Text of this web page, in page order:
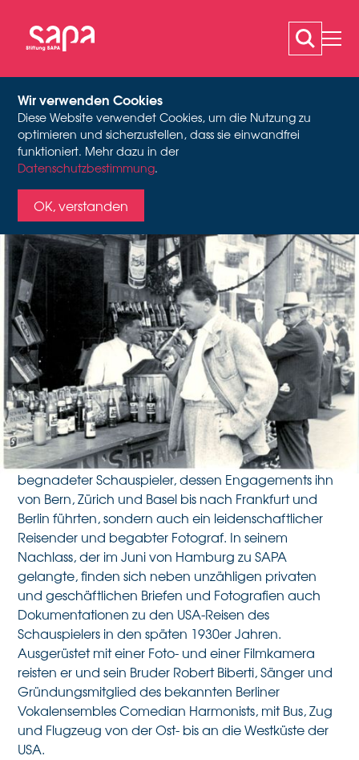
Wir verwenden Cookies
Diese Website verwendet Cookies, um die Nutzung zu
optimieren und sicherzustellen, dass sie einwandfrei
funktioniert. Mehr dazu in der
Datenschutzbestimmung.
OK, verstanden
LEOPOLD BIBERTI
Leopold Biberti in New York, 1938, A-1638, Stiftung SAPA, Bestand
Leopold Biberti
Der Nachlass des vielseitigen Schauspielers,
Fotografen und Reisenden Leopold Biberti
wird derzeit von SAPA aufgearbeitet
Bestand gelagert in
Bern
Leopold Biberti (1894–1969) war nicht nur ein
begnadeter Schauspieler, dessen Engagements ihn
von Bern, Zürich und Basel bis nach Frankfurt und
Berlin führten, sondern auch ein leidenschaftlicher
Reisender und begabter Fotograf. In seinem
Nachlass, der im Juni von Hamburg zu SAPA
gelangte, finden sich neben unzähligen privaten
und geschäftlichen Briefen und Fotografien auch
Dokumentationen zu den USA-Reisen des
Schauspielers in den späten 1930er Jahren.
Ausgerüstet mit einer Foto- und einer Filmkamera
reisten er und sein Bruder Robert Biberti, Sänger und
Gründungsmitglied des bekannten Berliner
Vokalensembles Comedian Harmonists, mit Bus, Zug
und Flugzeug von der Ost- bis an die Westküste der
USA.